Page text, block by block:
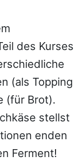
des Kurses
(als Topping
(für Brot).
stellst
enden
Ferment!